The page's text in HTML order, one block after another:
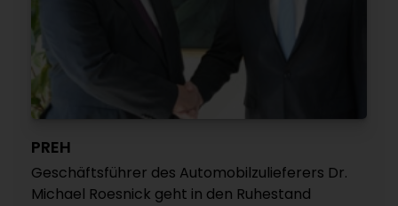
PREH
Geschäftsführer des Automobilzulieferers Dr.
Michael Roesnick geht in den Ruhestand